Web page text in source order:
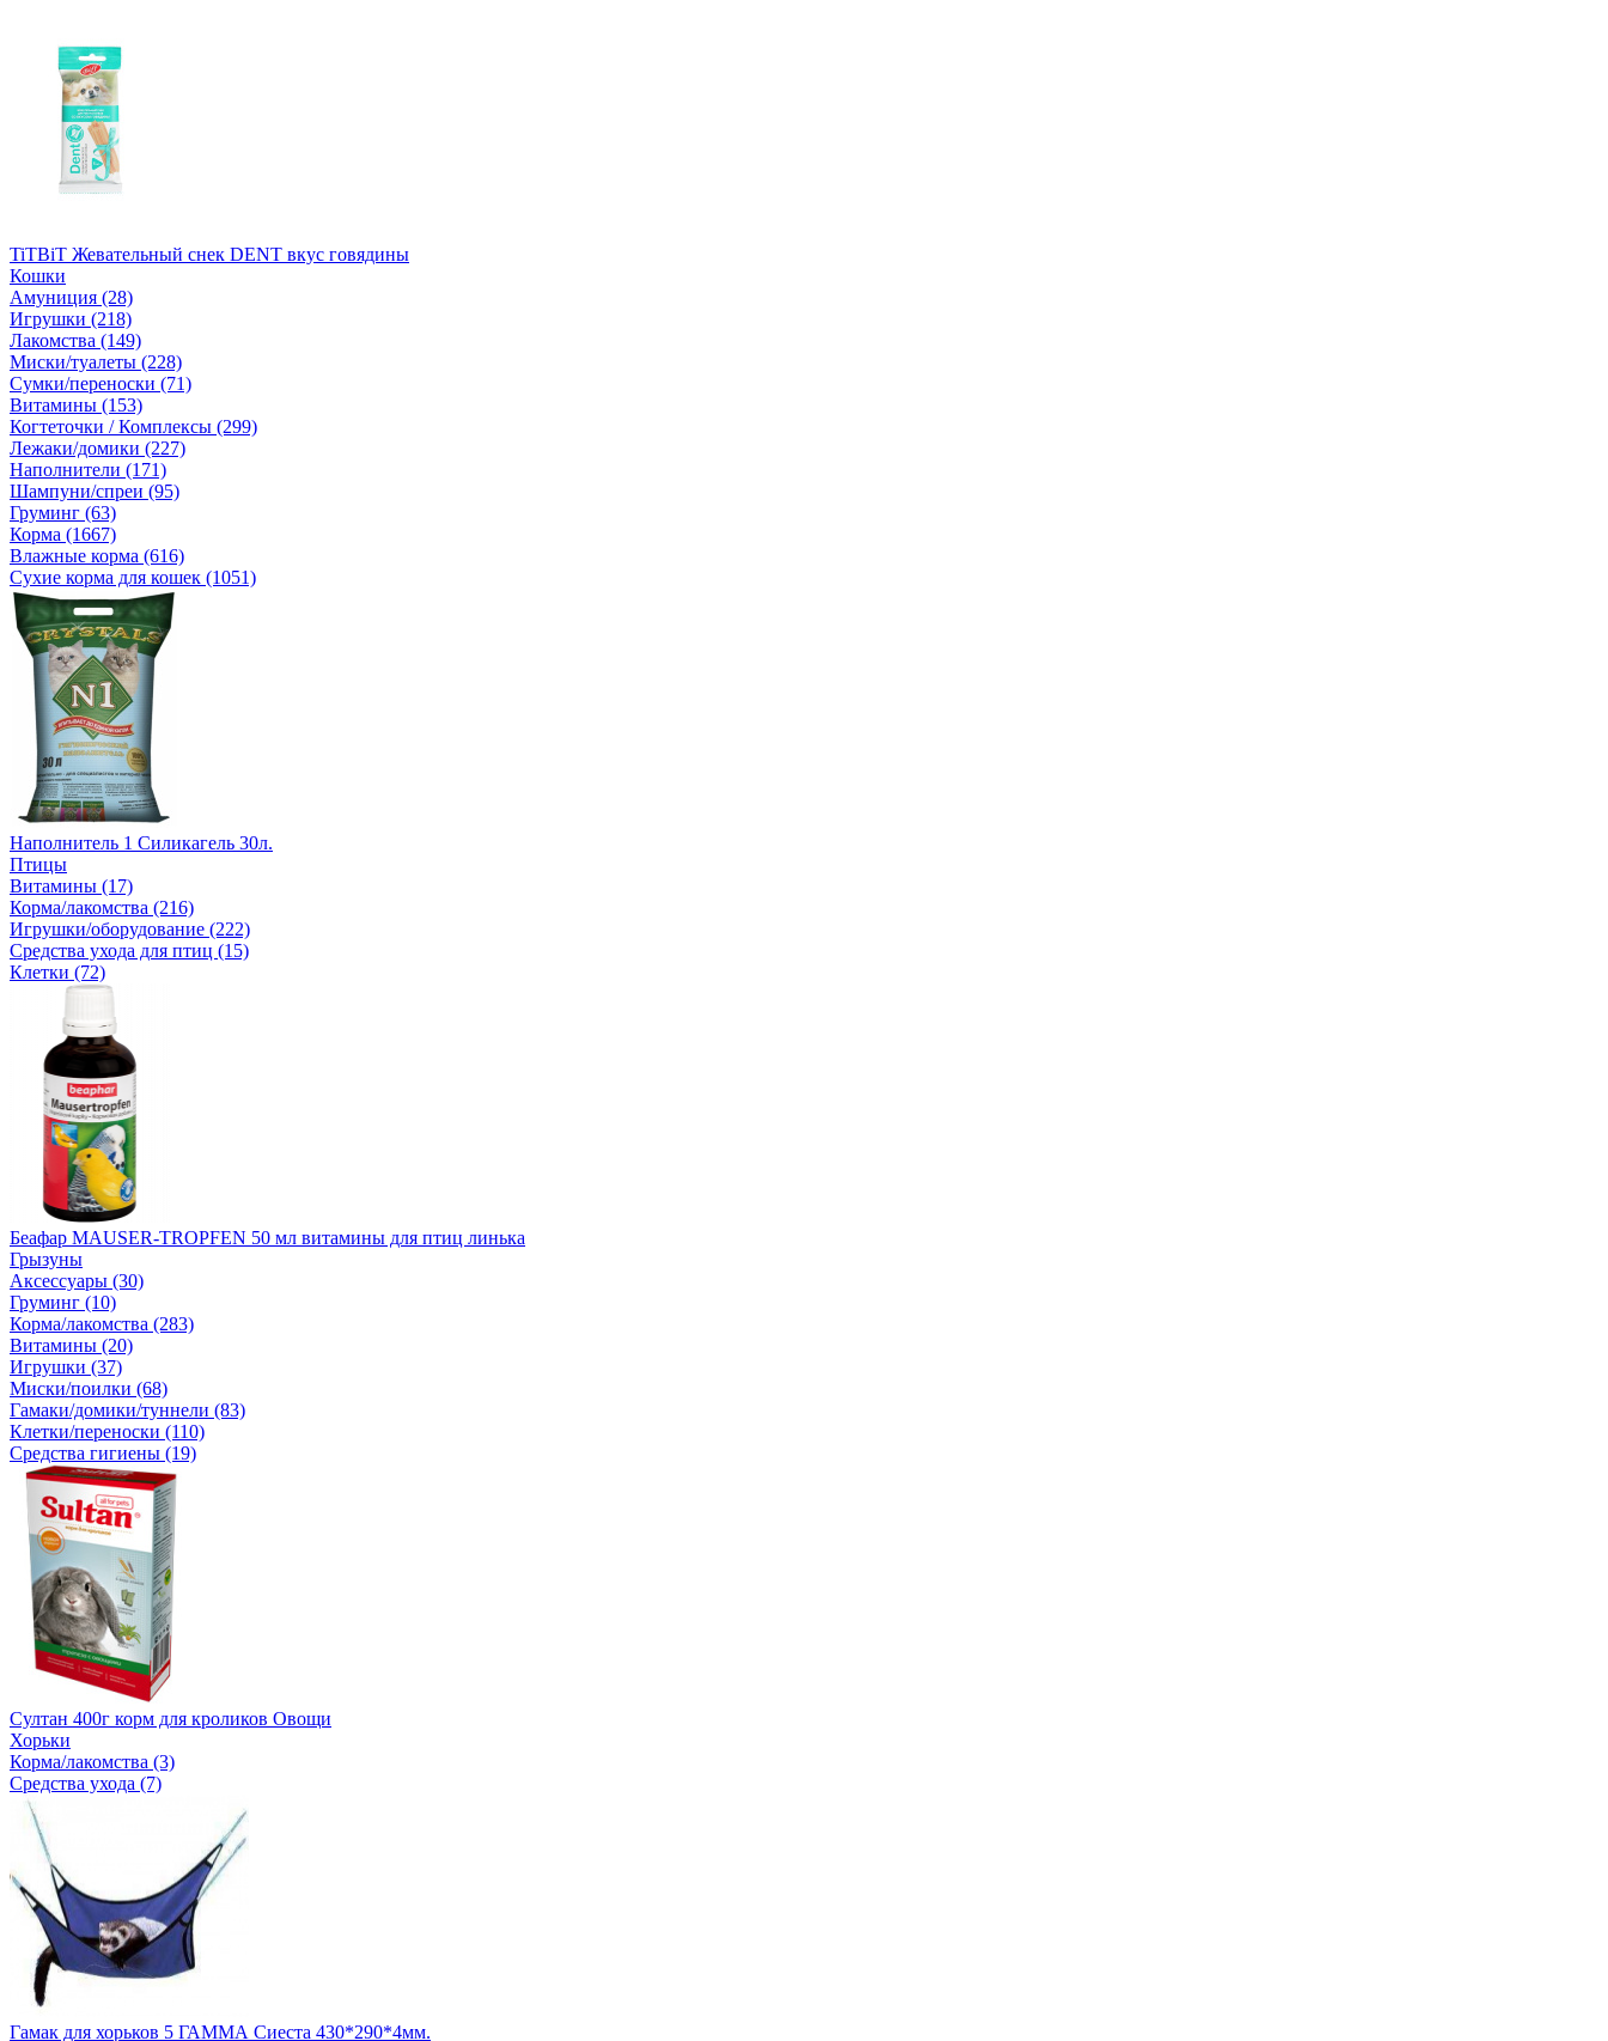
TiTBiT Жевательный снек DENT вкус говядины
Кошки
Амуниция (28)
Игрушки (218)
Лакомства (149)
Миски/туалеты (228)
Сумки/переноски (71)
Витамины (153)
Когтеточки / Комплексы (299)
Лежаки/домики (227)
Наполнители (171)
Шампуни/спреи (95)
Груминг (63)
Корма (1667)
Влажные корма (616)
Сухие корма для кошек (1051)
Наполнитель 1 Силикагель 30л.
Птицы
Витамины (17)
Корма/лакомства (216)
Игрушки/оборудование (222)
Средства ухода для птиц (15)
Клетки (72)
Беафар MAUSER-TROPFEN 50 мл витамины для птиц линька
Грызуны
Аксессуары (30)
Груминг (10)
Корма/лакомства (283)
Витамины (20)
Игрушки (37)
Миски/поилки (68)
Гамаки/домики/туннели (83)
Клетки/переноски (110)
Средства гигиены (19)
Султан 400г корм для кроликов Овощи
Хорьки
Корма/лакомства (3)
Средства ухода (7)
Гамак для хорьков 5 ГАММА Сиеста 430*290*4мм.